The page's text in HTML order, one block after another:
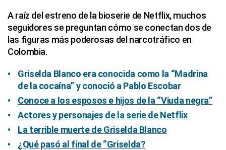
A raíz del estreno de la bioserie de Netflix, muchos
seguidores se preguntan cómo se conectan dos de
las figuras más poderosas del narcotráfico en
Colombia.
Griselda Blanco era conocida como la “Madrina
de la cocaína” y conoció a Pablo Escobar
Conoce a los esposos e hijos de la “Viuda negra”
Actores y personajes de la serie de Netflix
La terrible muerte de Griselda Blanco
¿Qué pasó al final de “Griselda?